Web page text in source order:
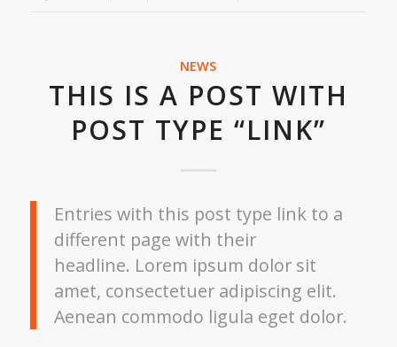
NEWS
THIS IS A POST WITH
POST TYPE “LINK”
Entries with this post type link to a
different page with their
headline. Lorem ipsum dolor sit
amet, consectetuer adipiscing elit.
Aenean commodo ligula eget dolor.